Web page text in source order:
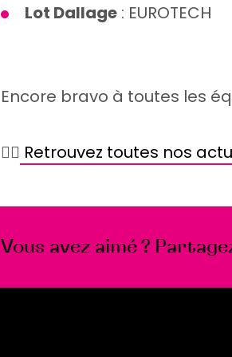
Lot Dallage: EUROTECH
Encore bravo à toutes les
👉🏻 Retrouvez toutes nos
Vous avez aimé ?